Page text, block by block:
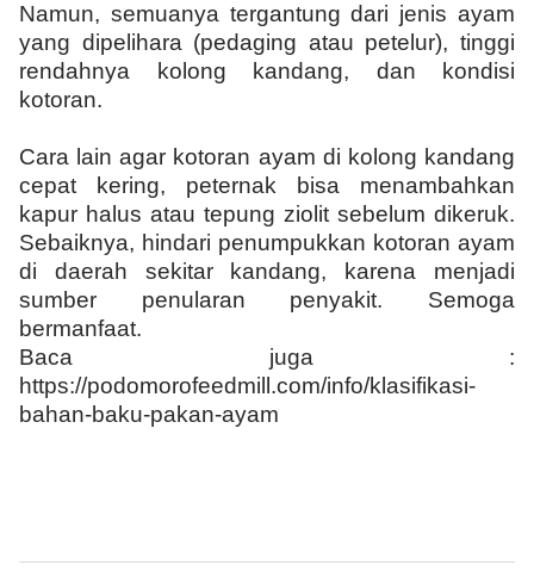
Namun, semuanya tergantung dari jenis ayam
yang dipelihara (pedaging atau petelur), tinggi
rendahnya kolong kandang, dan kondisi
kotoran.
Cara lain agar kotoran ayam di kolong kandang
cepat kering, peternak bisa menambahkan
kapur halus atau tepung ziolit sebelum dikeruk.
Sebaiknya, hindari penumpukkan kotoran ayam
di daerah sekitar kandang, karena menjadi
sumber penularan penyakit. Semoga
bermanfaat.
Baca juga :
https://podomorofeedmill.com/info/klasifikasi-
bahan-baku-pakan-ayam